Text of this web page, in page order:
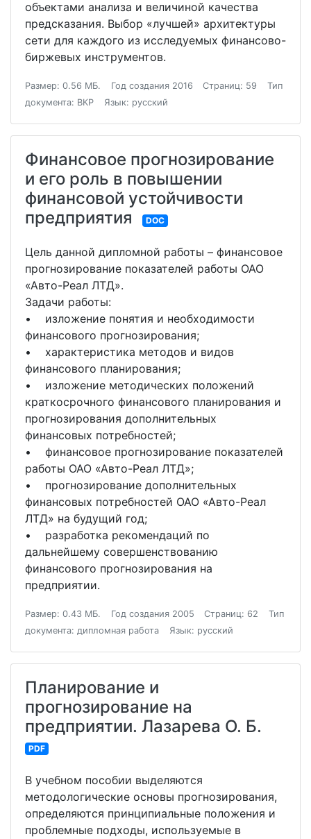
объектами анализа и величиной качества
предсказания. Выбор «лучшей» архитектуры
сети для каждого из исследуемых финансово-
биржевых инструментов.
Размер: 0.56 МБ. Год создания 2016 Страниц: 59
Тип
документа: ВКР
Язык: русский
Финансовое прогнозирование
и его роль в повышении
финансовой устойчивости
предприятия
DOC
Цель данной дипломной работы – финансовое
прогнозирование показателей работы ОАО
«Авто-Реал ЛТД».
Задачи работы:
• изложение понятия и необходимости
финансового прогнозирования;
• характеристика методов и видов
финансового планирования;
• изложение методических положений
краткосрочного финансового планирования и
прогнозирования дополнительных
финансовых потребностей;
• финансовое прогнозирование показателей
работы ОАО «Авто-Реал ЛТД»;
• прогнозирование дополнительных
финансовых потребностей ОАО «Авто-Реал
ЛТД» на будущий год;
• разработка рекомендаций по
дальнейшему совершенствованию
финансового прогнозирования на
предприятии.
Размер: 0.43 МБ. Год создания 2005 Страниц: 62
Тип
документа: дипломная работа
Язык: русский
Планирование и
прогнозирование на
предприятии. Лазарева О. Б.
PDF
В учебном пособии выделяются
методологические основы прогнозирования,
определяются принципиальные положения и
проблемные подходы, используемые в